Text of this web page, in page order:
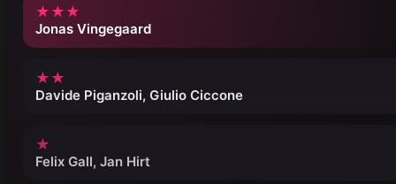
★★★
Jonas Vingegaard
★★
Davide Piganzoli, Giulio Ciccone
★
Felix Gall, Jan Hirt